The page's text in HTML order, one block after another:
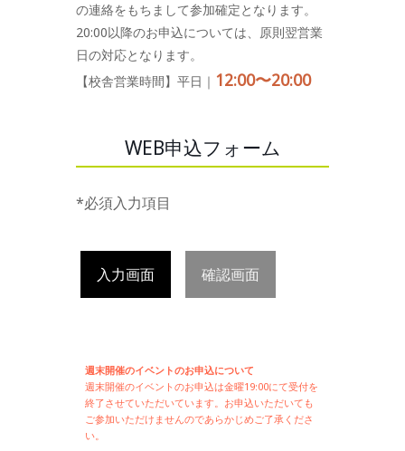
の連絡をもちまして参加確定となります。
20:00以降のお申込については、原則翌営業
日の対応となります。
【校舎営業時間】平日｜ 12:00〜20:00
WEB申込フォーム
*必須入力項目
入力画面 確認画面
週末開催のイベントのお申込について
週末開催のイベントのお申込は金曜19:00にて受付を
終了させていただいています。お申込いただいても
ご参加いただけませんのであらかじめご了承くださ
い。